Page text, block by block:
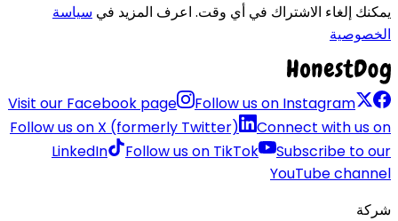
يمكنك إلغاء الاشتراك في أي وقت. اعرف المزيد في سياسة
الخصوصية
Visit our Facebook page
Follow us on Instagram
Follow us on X (formerly Twitter)
Connect with us on
LinkedIn
Follow us on TikTok
Subscribe to our
YouTube channel
شركة